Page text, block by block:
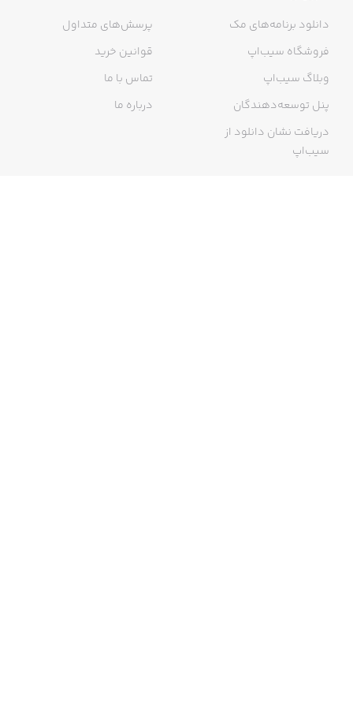
دانلود برنامه‌های مک
فروشگاه سیب‌اپ
وبلاگ سیب‌اپ
پنل توسعه‌دهندگان
دریافت نشان دانلود از
سیب‌اپ
پرسش‌های متداول
قوانین خرید
تماس با ما
درباره ما